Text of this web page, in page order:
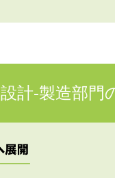
設計‐製造部門